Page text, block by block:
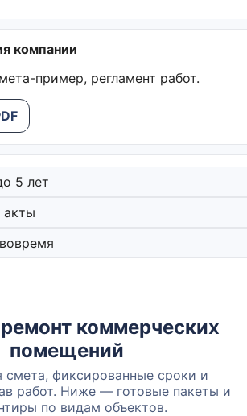
компании
пример, регламент работ.
5 лет
акты
коммерческих
помещений
смета, фиксированные сроки и
работ. Ниже — готовые пакеты и
по видам объектов.